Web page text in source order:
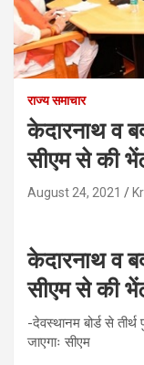
राज्य समाचार
केदारनाथ व
सीएम से की
August 24, 2021
केदारनाथ व
सीएम से की
-देवस्थानम बोर्ड से तीर्थ
जाएगाः सीएम